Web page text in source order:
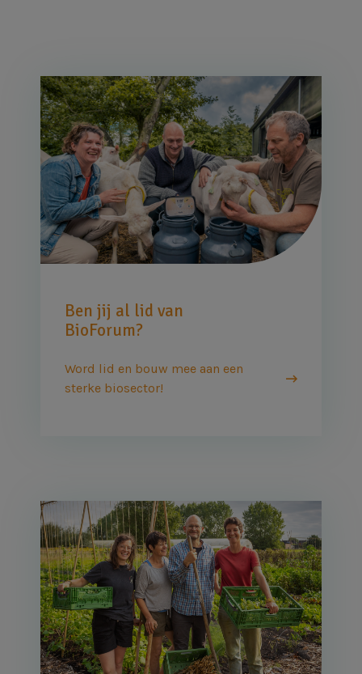
Afbeelding
Ben jij al lid van
BioForum?
Word lid en bouw mee aan een
sterke biosector!
Afbeelding